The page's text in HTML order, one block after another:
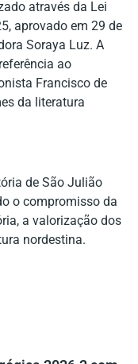
através da Lei
aprovado em 29 de
Soraya Luz. A
ao
Francisco de
da literatura
de São Julião
o compromisso da
a valorização dos
nordestina.